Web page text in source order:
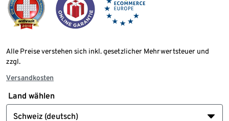
Alle Preise verstehen sich inkl. gesetzlicher Mehrwertsteuer und
zzgl.
Versandkosten
Land wählen
Schweiz (deutsch)